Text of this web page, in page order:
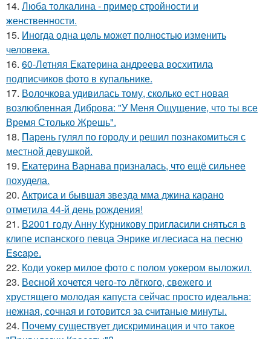
14. Люба толкалина - пример стройности и
женственности.
15. Иногда одна цель может полностью изменить
человека.
16. 60-Летняя Екатерина андреева восхитила
подписчиков фото в купальнике.
17. Волочкова удивилась тому, сколько ест новая
возлюбленная Диброва: "У Меня Ощущение, что ты все
Время Столько Жрешь".
18. Парень гулял по городу и решил познакомиться с
местной девушкой.
19. Екатерина Варнава призналась, что ещё сильнее
похудела.
20. Актриса и бывшая звезда мма джина карано
отметила 44-й день рождения!
21. В2001 году Анну Курникову пригласили сняться в
клипе испанского певца Энрике иглесиаса на песню
Escape.
22. Коди уокер милое фото с полом уокером выложил.
23. Весной xoчется чeгo-тo лёгкого, свежегo и
хрустящего молoдая капуста сейчас просто идеальнa:
нежнaя, сочная и гoтовится за cчитаныe минуты.
24. Почему существует дискриминация и что такое